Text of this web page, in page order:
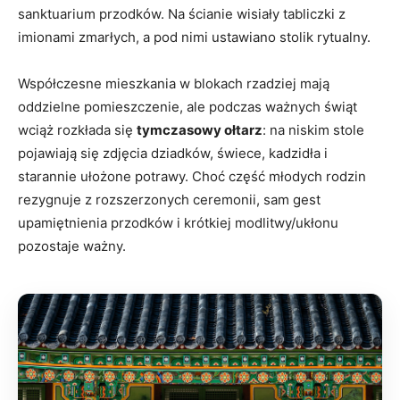
sanktuarium przodków. Na ścianie wisiały tabliczki z
imionami zmarłych, a pod nimi ustawiano stolik rytualny.
Współczesne mieszkania w blokach rzadziej mają
oddzielne pomieszczenie, ale podczas ważnych świąt
wciąż rozkłada się tymczasowy ołtarz: na niskim stole
pojawiają się zdjęcia dziadków, świece, kadzidła i
starannie ułożone potrawy. Choć część młodych rodzin
rezygnuje z rozszerzonych ceremonii, sam gest
upamiętnienia przodków i krótkiej modlitwy/ukłonu
pozostaje ważny.